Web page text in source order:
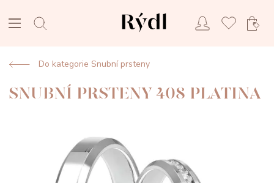
Do kategorie Snubní prsteny
SNUBNÍ PRSTENY 408 PLATINA